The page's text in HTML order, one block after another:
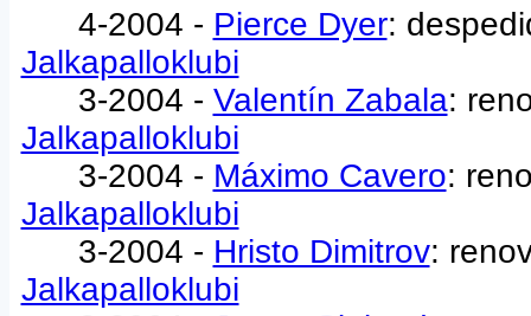
4-2004 - Pierce Dyer:
Jalkapalloklubi
3-2004 - Valentín Zabala:
Jalkapalloklubi
3-2004 - Máximo Cavero:
Jalkapalloklubi
3-2004 - Hristo Dimitrov:
Jalkapalloklubi